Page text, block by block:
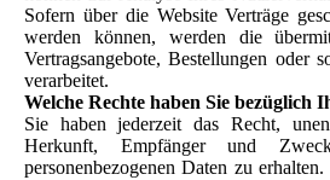
Sofern über die Website Verträge
werden können, werden die
Vertragsangebote, Bestellungen oder
verarbeitet.
Welche Rechte haben Sie bezüglich
Sie haben jederzeit das Recht,
Herkunft, Empfänger und
personenbezogenen Daten zu